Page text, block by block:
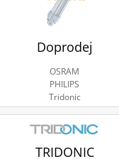
Doprodej
OSRAM
PHILIPS
Tridonic
TRIDONIC